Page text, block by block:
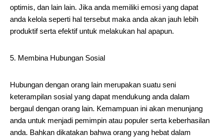
optimis, dan lain lain. Jika anda memiliki emosi yang dapat
anda kelola seperti hal tersebut maka anda akan jauh lebih
produktif serta efektif untuk melakukan hal apapun.
5. Membina Hubungan Sosial
Hubungan dengan orang lain merupakan suatu seni
keterampilan sosial yang dapat mendukung anda dalam
bergaul dengan orang lain. Kemampuan ini akan menunjang
anda untuk menjadi pemimpin atau populer serta keberhasilan
anda. Bahkan dikatakan bahwa orang yang hebat dalam